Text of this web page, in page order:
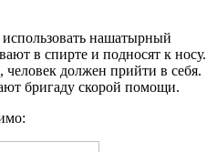
нашатырный
в спирте и подносят к носу.
человек должен прийти в себя.
бригаду скорой помощи.